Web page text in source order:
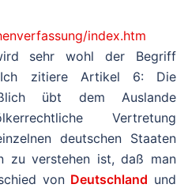
index.htm
sehr wohl der Begriff
zitiere Artikel 6: Die
übt dem Auslande
Vertretung
deutschen Staaten
zu verstehen ist, daß man
von Deutschland und